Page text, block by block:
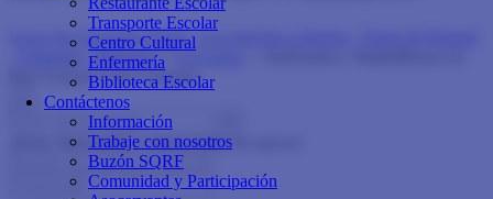
Transporte Escolar
Centro Cultural
Enfermería
Biblioteca Escolar
Contáctenos
Información
Trabaje con nosotros
Buzón SQRF
Comunidad y Participación
Liceo de Cervantes Norte - Los mejores colegios - Norte de Bogotá
- Trilingüe - Bilingüe>Lecciones
Bari Science Lab 5 minutes
¡Hola, bienvenido o bienvenida de nuevo!